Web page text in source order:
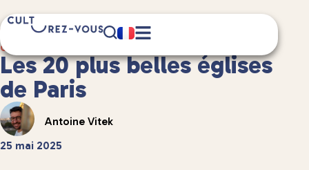
Culture
14 minute(s) de lecture
Les 20 plus belles églises
de Paris
Antoine Vitek
25 mai 2025